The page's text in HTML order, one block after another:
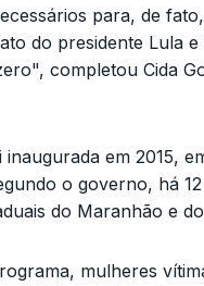
para, de
do presidente Lula
completou Cida
em 2015,
o governo, há
do Maranhão e
mulheres